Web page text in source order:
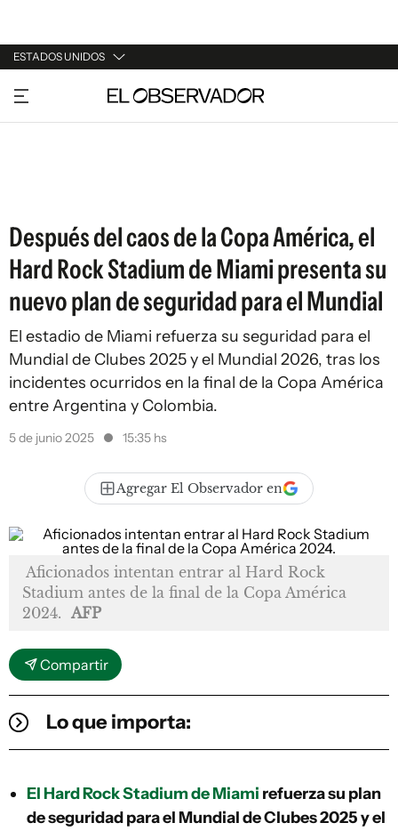
ESTADOS UNIDOS
URUGUAY
ARGENTINA
Después del caos de la Copa América, el
Hard Rock Stadium de Miami presenta su
nuevo plan de seguridad para el Mundial
El estadio de Miami refuerza su seguridad para el
Mundial de Clubes 2025 y el Mundial 2026, tras los
incidentes ocurridos en la final de la Copa América
entre Argentina y Colombia.
5 de junio 2025 15:35 hs
Agregar El Observador en
Aficionados intentan entrar al Hard Rock
Stadium antes de la final de la Copa América
2024. AFP
Compartir
Lo que importa:
El Hard Rock Stadium de Miami refuerza su plan
de seguridad para el Mundial de Clubes 2025 y el